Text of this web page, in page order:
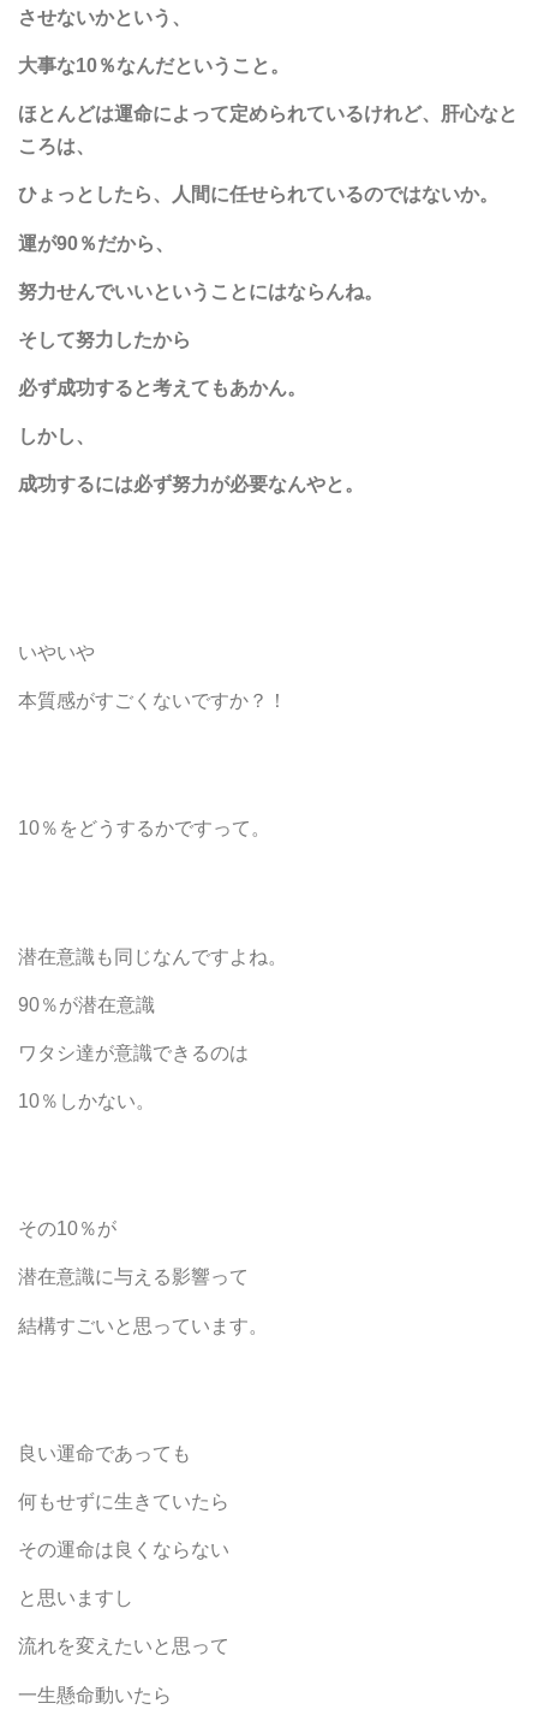
させないかという、
大事な10％なんだということ。
ほとんどは運命によって定められているけれど、肝心なと
ころは、
ひょっとしたら、人間に任せられているのではないか。
運が90％だから、
努力せんでいいということにはならんね。
そして努力したから
必ず成功すると考えてもあかん。
しかし、
成功するには必ず努力が必要なんやと。
いやいや
本質感がすごくないですか？！
10％をどうするかですって。
潜在意識も同じなんですよね。
90％が潜在意識
ワタシ達が意識できるのは
10％しかない。
その10％が
潜在意識に与える影響って
結構すごいと思っています。
良い運命であっても
何もせずに生きていたら
その運命は良くならない
と思いますし
流れを変えたいと思って
一生懸命動いたら